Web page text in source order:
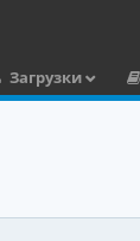
Загрузки